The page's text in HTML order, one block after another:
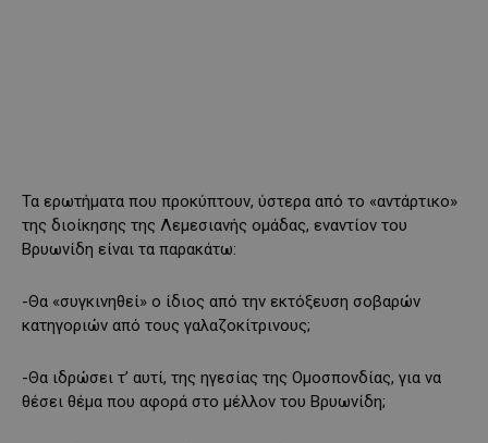
Τα ερωτήματα που προκύπτουν, ύστερα από το «αντάρτικο»
της διοίκησης της Λεμεσιανής ομάδας, εναντίον του
Βρυωνίδη είναι τα παρακάτω:
-Θα «συγκινηθεί» ο ίδιος από την εκτόξευση σοβαρών
κατηγοριών από τους γαλαζοκίτρινους;
-Θα ιδρώσει τ’ αυτί, της ηγεσίας της Ομοσπονδίας, για να
θέσει θέμα που αφορά στο μέλλον του Βρυωνίδη;